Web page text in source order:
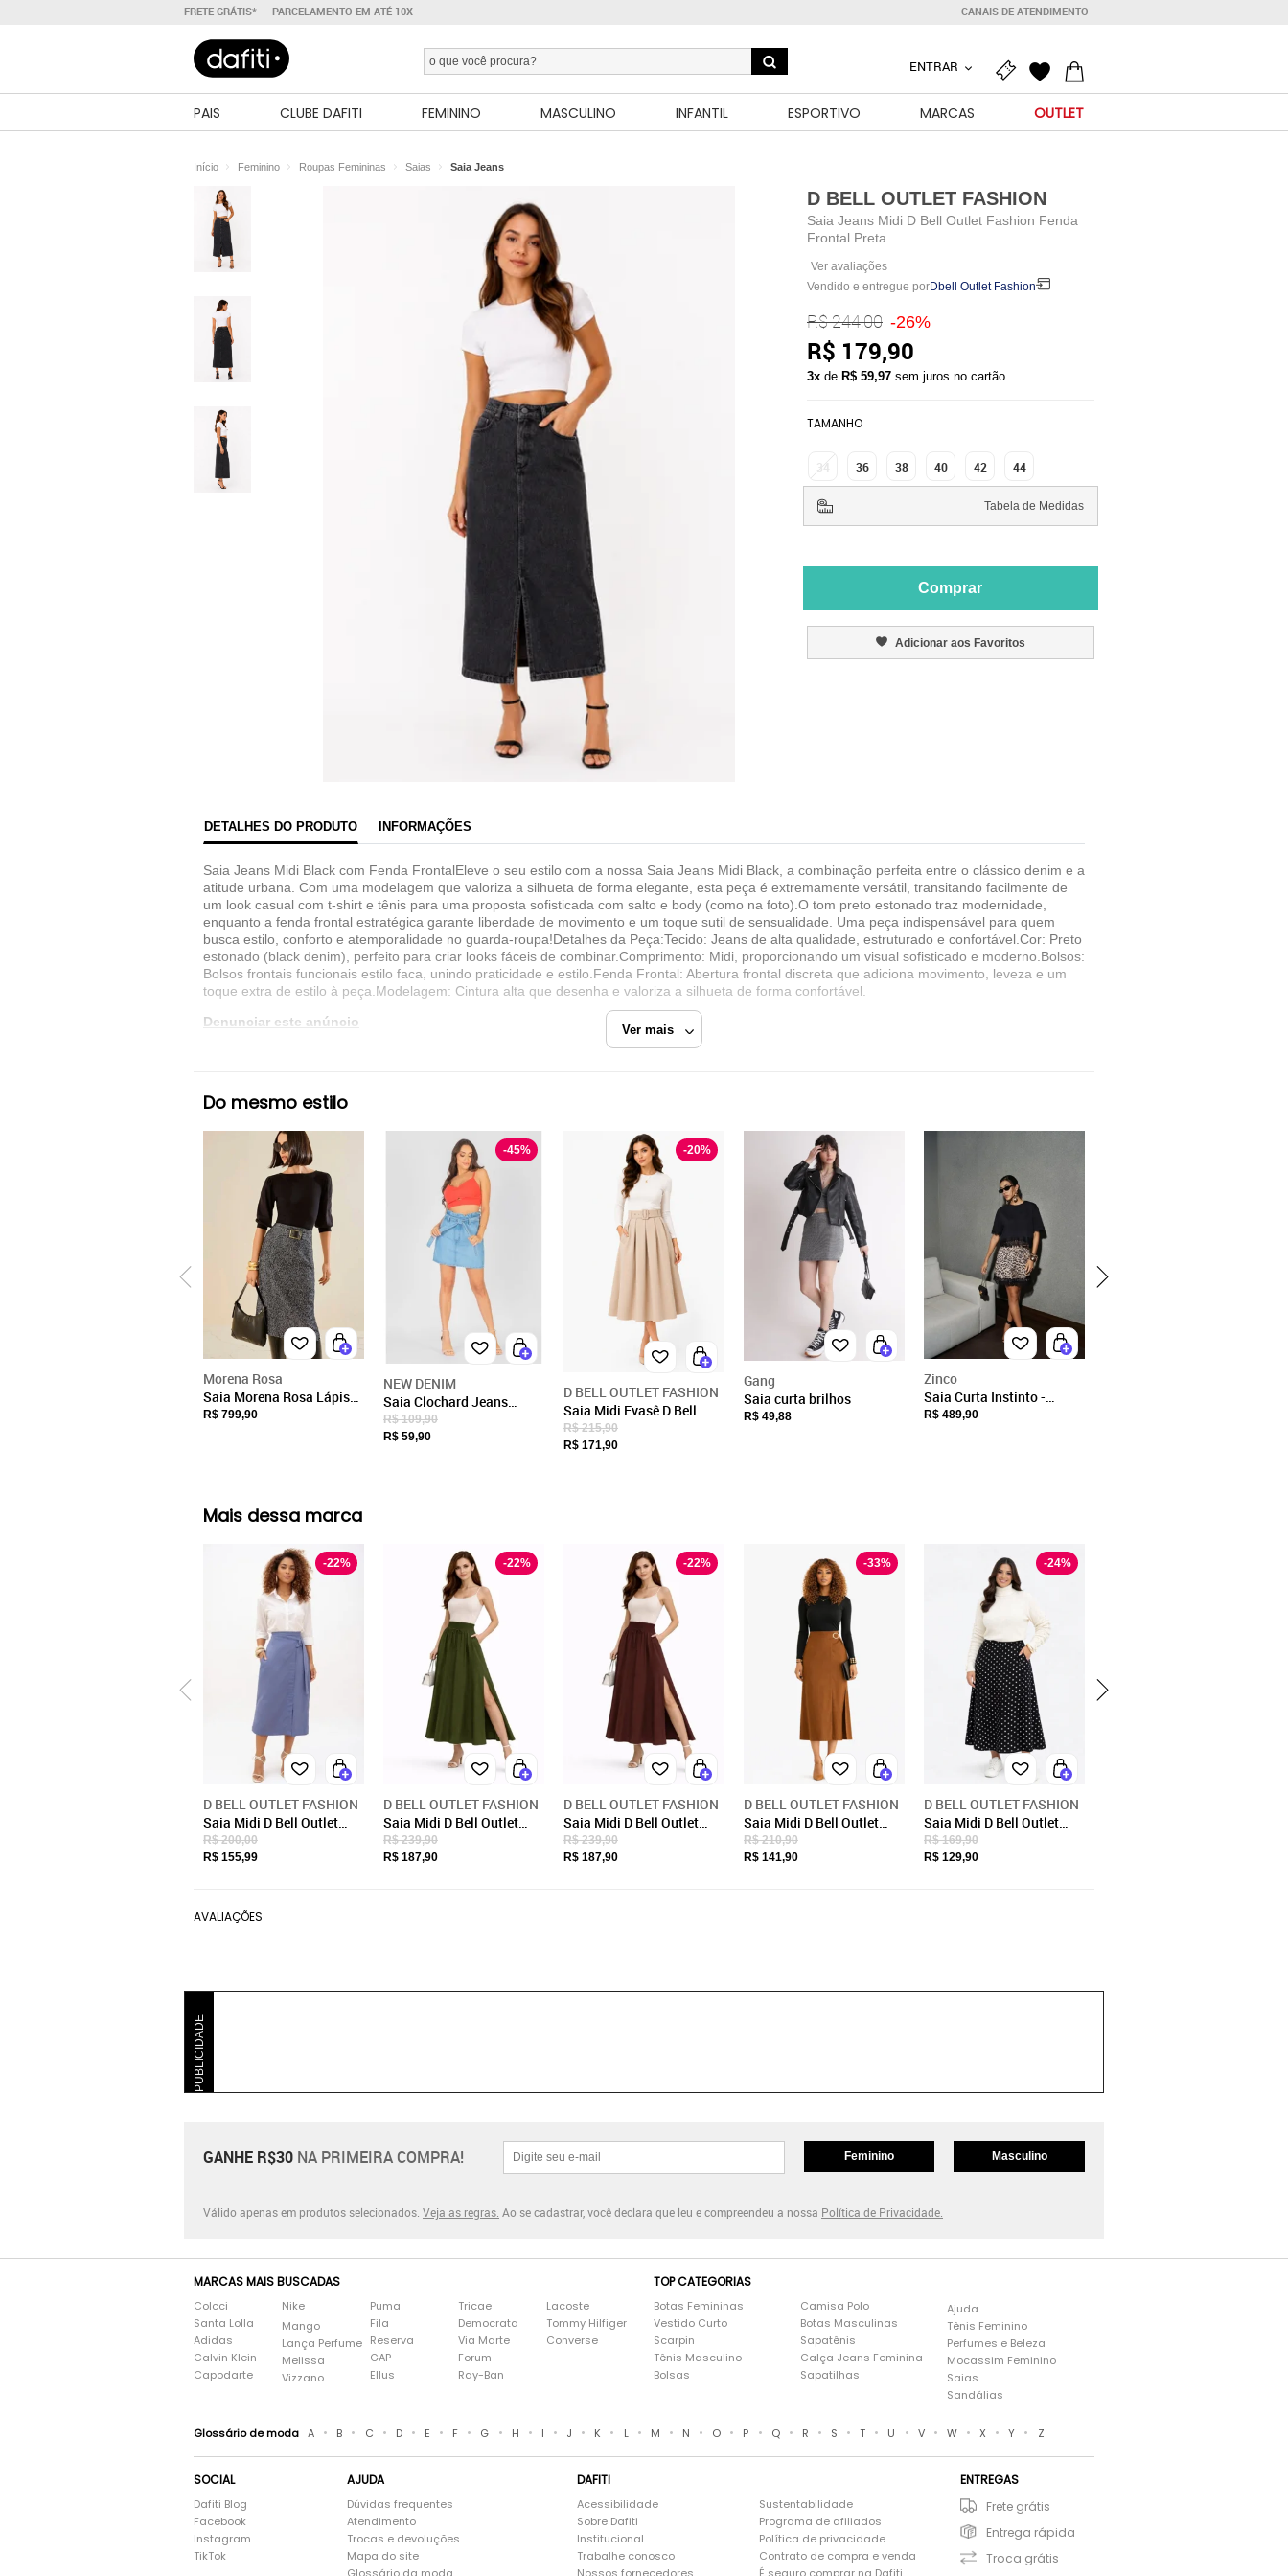
FRETE GRÁTIS* PARCELAMENTO EM ATÉ 10X CANAIS DE ATENDIMENTO
ENTRAR
PAIS CLUBE DAFITI FEMININO MASCULINO INFANTIL ESPORTIVO MARCAS OUTLET
Início Feminino Roupas Femininas Saias Saia Jeans
Fechar
D BELL OUTLET FASHION
Saia Jeans Midi D Bell Outlet Fashion Fenda
Frontal Preta
Ver avaliações
Vendido e entregue porDbell Outlet Fashion
Dbell Outlet Fashion
Razão Social
D BELL OUTLET FASHION
CNPJ
49.270.344/0001-00
Endereço
R LUIS TEMPESTA, 98
PORTO FELIZ, SP/
CEP: 18542-496
R$ 244,00 -26%
R$ 179,90
3xde R$ 59,97 sem juros no cartão
TAMANHO
36 38 40 42 44
Tabela de Medidas
Comprar
Adicionar aos Favoritos
DETALHES DO PRODUTO INFORMAÇÕES
Ver mais
Saia Jeans Midi Black com Fenda FrontalEleve o seu estilo com a nossa Saia Jeans Midi Black, a combinação perfeita entre o clássico denim e a
atitude urbana. Com uma modelagem que valoriza a silhueta de forma elegante, esta peça é extremamente versátil, transitando facilmente de
um look casual com t-shirt e tênis para uma proposta sofisticada com salto e body (como na foto).O tom preto estonado traz modernidade,
enquanto a fenda frontal estratégica garante liberdade de movimento e um toque sutil de sensualidade. Uma peça indispensável para quem
busca estilo, conforto e atemporalidade no guarda-roupa!Detalhes da Peça:Tecido: Jeans de alta qualidade, estruturado e confortável.Cor: Preto
estonado (black denim), perfeito para criar looks fáceis de combinar.Comprimento: Midi, proporcionando um visual sofisticado e moderno.Bolsos:
Bolsos frontais funcionais estilo faca, unindo praticidade e estilo.Fenda Frontal: Abertura frontal discreta que adiciona movimento, leveza e um
toque extra de estilo à peça.Modelagem: Cintura alta que desenha e valoriza a silhueta de forma confortável.
Denunciar este anúncio
VER MAIS
D BELL OUTLET FASHION Saia Jeans D BELL OUTLET FASHION Saia Jeans
Do mesmo estilo
Morena Rosa
Saia Morena Rosa Lápis
Alta Midi - Azul
R$ 799,90
-45%
NEW DENIM
Saia Clochard Jeans
Cintura Alta com Cinto
R$ 109,90
R$ 59,90
-20%
D BELL OUTLET FASHION
Saia Midi Evasê D Bell
Outlet Fashion Cinto
Encapado Bege
R$ 215,90
R$ 171,90
Gang
Saia curta brilhos
R$ 49,88
Zinco
Saia Curta Instinto -
Marrom
R$ 489,90
Mais dessa marca
-22%
D BELL OUTLET FASHION
Saia Midi D Bell Outlet
Fashion Fenda Azul
R$ 200,00
R$ 155,99
-22%
D BELL OUTLET FASHION
Saia Midi D Bell Outlet
Fashion Fenda Verde
R$ 239,90
R$ 187,90
-22%
D BELL OUTLET FASHION
Saia Midi D Bell Outlet
Fashion Fenda Marrom
R$ 239,90
R$ 187,90
-33%
D BELL OUTLET FASHION
Saia Midi D Bell Outlet
Fashion Fenda Marrom
R$ 210,90
R$ 141,90
-24%
D BELL OUTLET FASHION
Saia Midi D Bell Outlet
Fashion Poá Preta
R$ 169,90
R$ 129,90
AVALIAÇÕES
PUBLICIDADE
GANHE R$30 NA PRIMEIRA COMPRA! Feminino Masculino
Válido apenas em produtos selecionados. Veja as regras. Ao se cadastrar, você declara que leu e compreendeu a nossa Política de Privacidade.
MARCAS MAIS BUSCADAS
Colcci
Santa Lolla
Adidas
Calvin Klein
Capodarte
Nike
Mango
Lança Perfume
Melissa
Vizzano
Puma
Fila
Reserva
GAP
Ellus
Tricae
Democrata
Via Marte
Forum
Ray-Ban
Lacoste
Tommy Hilfiger
Converse
TOP CATEGORIAS
Botas Femininas
Vestido Curto
Scarpin
Tênis Masculino
Bolsas
Camisa Polo
Botas Masculinas
Sapatênis
Calça Jeans Feminina
Sapatilhas
Ajuda
Tênis Feminino
Perfumes e Beleza
Mocassim Feminino
Saias
Sandálias
Glossário de moda A • B • C • D • E • F • G • H • I • J • K • L • M • N • O • P • Q • R • S • T • U • V • W • X • Y • Z
SOCIAL
Dafiti Blog
Facebook
Instagram
TikTok
AJUDA
Dúvidas frequentes
Atendimento
Trocas e devoluções
Mapa do site
DAFITI
Acessibilidade
Sobre Dafiti
Institucional
Trabalhe conosco
Sustentabilidade
Programa de afiliados
Política de privacidade
Contrato de compra e venda
ENTREGAS
Frete grátis
Entrega rápida
Troca grátis